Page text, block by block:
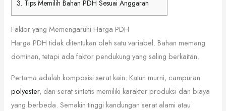
3. Tips Memilih Bahan PDH Sesuai Anggaran
Faktor yang Memengaruhi Harga PDH
Harga PDH tidak ditentukan oleh satu variabel. Bahan memang
dominan, tetapi ada faktor pendukung yang saling berkaitan.
Pertama adalah komposisi serat kain. Katun murni, campuran
polyester, dan serat sintetis memiliki karakter produksi dan biaya
yang berbeda. Semakin tinggi kandungan serat alami atau